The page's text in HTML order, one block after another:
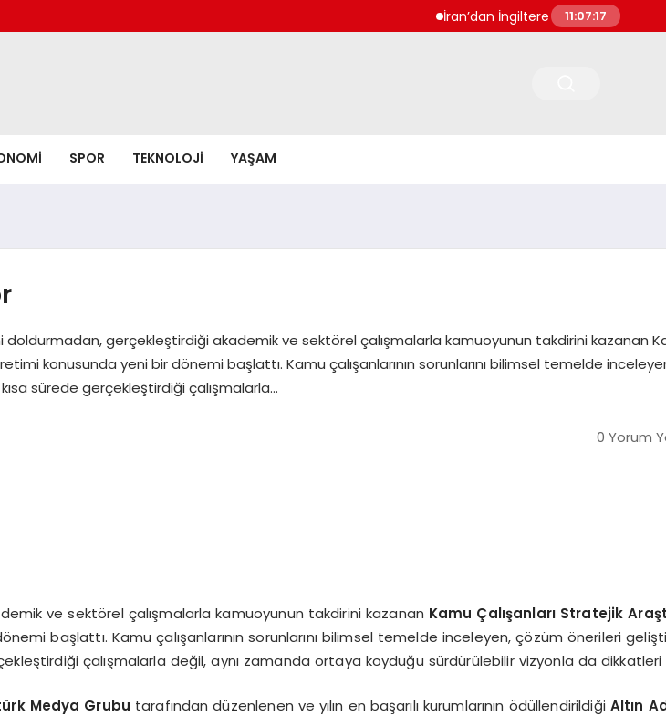
İran’dan İngiltere Ukrayna ve
11:07:18
SPOR TEKNOLOJI YAŞAM
doldurmadan, gerçekleştirdiği akademik ve sektörel çalışmalarla kamuoyunun takdirini kazanan
konusunda yeni bir dönemi başlattı. Kamu çalışanlarının sorunlarını bilimsel temelde
sürede gerçekleştirdiği çalışmalarla…
0 Yorum
ve sektörel çalışmalarla kamuoyunun takdirini kazanan Kamu Çalışanları Stratejik
başlattı. Kamu çalışanlarının sorunlarını bilimsel temelde inceleyen, çözüm önerileri
çalışmalarla değil, aynı zamanda ortaya koyduğu sürdürülebilir vizyonla da
Medya Grubu tarafından düzenlenen ve yılın en başarılı kurumlarının ödüllendirildiği Altın